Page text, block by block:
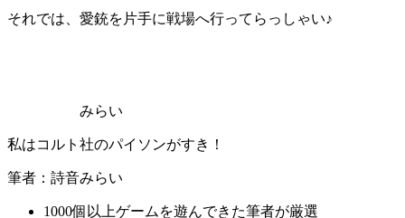
それでは、愛銃を片手に戦場へ行ってらっしゃい♪
みらい
私はコルト社のパイソンがすき！
筆者：詩音みらい
1000個以上ゲームを遊んできた筆者が厳選